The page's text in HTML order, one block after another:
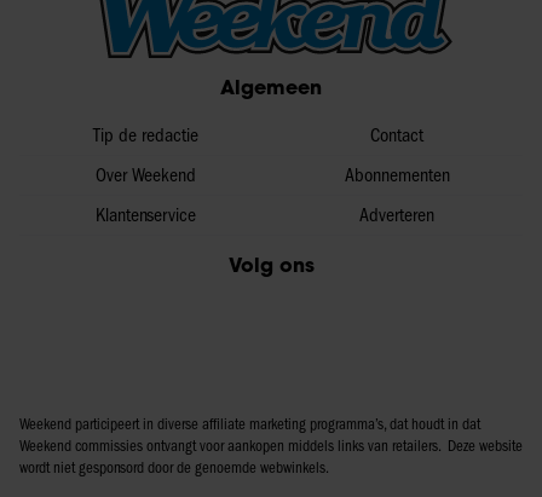
Algemeen
Tip de redactie
Over Weekend
Klantenservice
Contact
Abonnementen
Adverteren
Volg ons
Weekend participeert in diverse affiliate marketing programma’s, dat houdt in dat
Weekend commissies ontvangt voor aankopen middels links van retailers. Deze website
wordt niet gesponsord door de genoemde webwinkels.